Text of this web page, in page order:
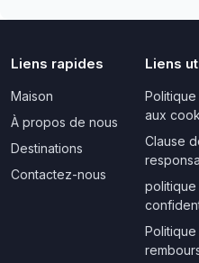
Liens rapides
Maison
À propos de nous
Destinations
Contactez-nous
Liens
aux
Clause
politique